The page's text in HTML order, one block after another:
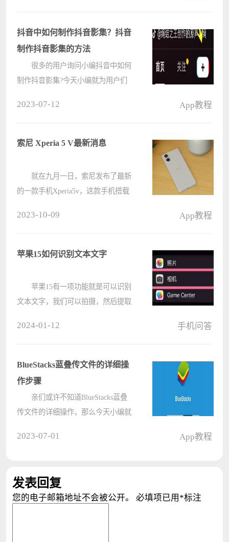
有什么办法可以解决迅雷会员加速失
败????
抖音中如何制作抖音影集？抖音
制作抖音影集的方法
很多的用户询问小编抖音中如何
制作抖音影集?今天小编就为用户们
音影集的方法 首先我们打开
2023-07-12 App教程
索尼 Xperia 5 V最新消息
就在九月一日，索尼发布了最新
的一款手机Xperia5v，这款手机搭载
Xperia 5 V最新消息： 1、????
2023-10-09 App教程
苹果15如何识别文本文字
苹果15有一项功能就是可以识别
文本文字，我们可以拍摄，然后提取
1、首先我们进入设置点击“相
机”。????
2024-01-12 手机问答
BlueStacks蓝叠传文件的详细操
作步骤
亲们或许不知道BlueStacks蓝叠
传文件的详细操作，那么今天小编就
2023-07-01 App教程
发表回复
您的电子邮箱地址不会被公开。 必填项已用 *标注